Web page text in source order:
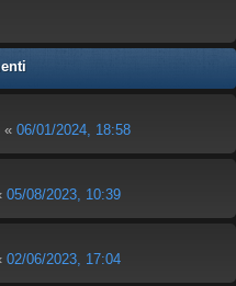
« 06/01/2024, 18:58
05/08/2023, 10:39
02/06/2023, 17:04